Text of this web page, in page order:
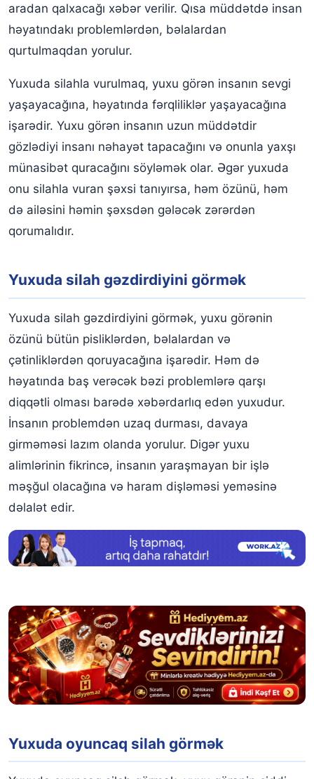
aradan qalxacağı xəbər verilir. Qısa müddətdə insan
həyatındakı problemlərdən, bəlalardan
qurtulmaqdan yorulur.
Yuxuda silahla vurulmaq, yuxu görən insanın sevgi
yaşayacağına, həyatında fərqliliklər yaşayacağına
işarədir. Yuxu görən insanın uzun müddətdir
gözlədiyi insanı nəhayət tapacağını və onunla yaxşı
münasibət quracağını söyləmək olar. Əgər yuxuda
onu silahla vuran şəxsi tanıyırsa, həm özünü, həm
də ailəsini həmin şəxsdən gələcək zərərdən
qorumalıdır.
Yuxuda silah gəzdirdiyini görmək
Yuxuda silah gəzdirdiyini görmək, yuxu görənin
özünü bütün pisliklərdən, bəlalardan və
çətinliklərdən qoruyacağına işarədir. Həm də
həyatında baş verəcək bəzi problemlərə qarşı
diqqətli olması barədə xəbərdarlıq edən yuxudur.
İnsanın problemdən uzaq durması, davaya
girməməsi lazım olanda yorulur. Digər yuxu
alimlərinin fikrincə, insanın yaraşmayan bir işlə
məşğul olacağına və haram dişləməsi yeməsinə
dəlalət edir.
Yuxuda oyuncaq silah görmək